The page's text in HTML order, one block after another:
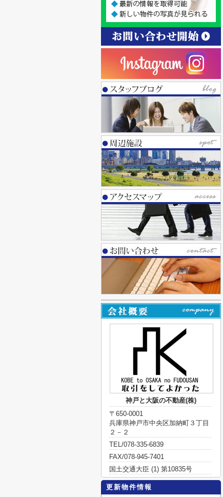
神戸と大阪の不動産(株)
〒650-0001
兵庫県神戸市中央区加納町３丁目
２－２
TEL/078-335-6839
FAX/078-945-7401
国土交通大臣 (1) 第10835号
更新物件情報